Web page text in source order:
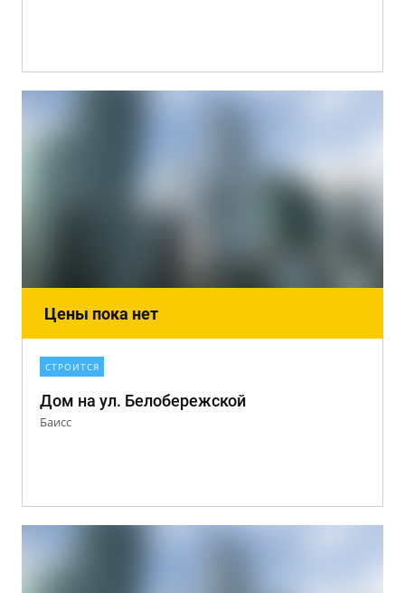
Цены пока нет
СТРОИТСЯ
Дом на ул. Белобережской
Баисс